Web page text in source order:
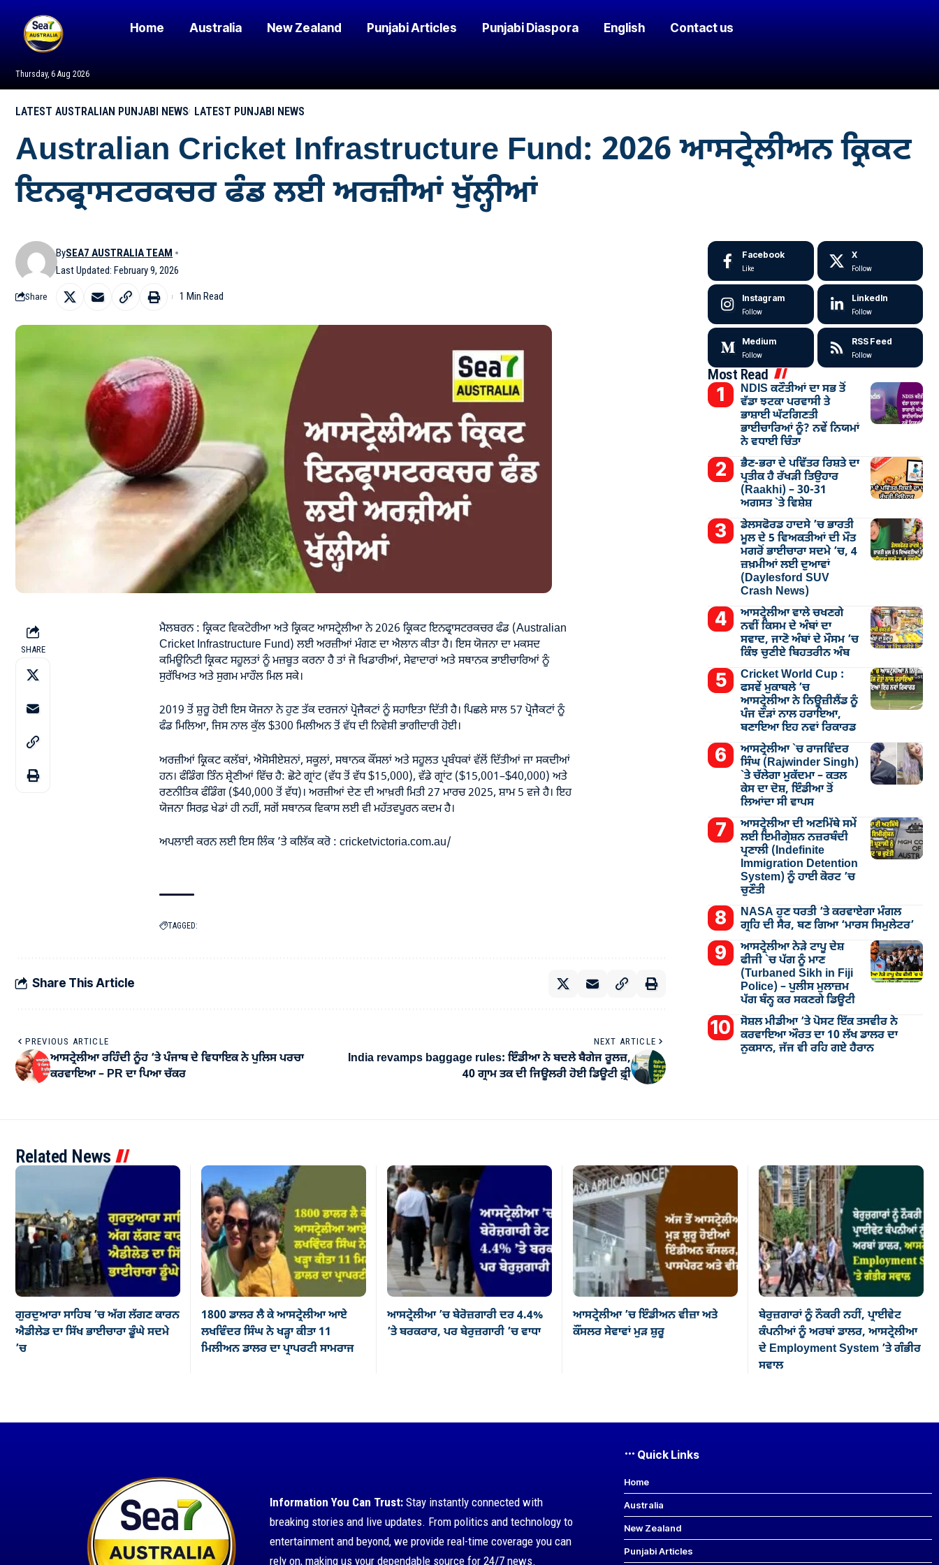
Thursday, 6 Aug 2026
Home Australia New Zealand Punjabi Articles Punjabi Diaspora English Contact us
LATEST AUSTRALIAN PUNJABI NEWS LATEST PUNJABI NEWS
Australian Cricket Infrastructure Fund: 2026 ਆਸਟ੍ਰੇਲੀਅਨ ਕ੍ਰਿਕਟ
ਇਨਫ੍ਰਾਸਟਰਕਚਰ ਫੰਡ ਲਈ ਅਰਜ਼ੀਆਂ ਖੁੱਲ੍ਹੀਆਂ
Last Updated: February 9, 2026
BySEA7 AUSTRALIA TEAM
Share 1 Min Read
SHARE
ਮੈਲਬਰਨ : ਕ੍ਰਿਕਟ ਵਿਕਟੋਰੀਆ ਅਤੇ ਕ੍ਰਿਕਟ ਆਸਟ੍ਰੇਲੀਆ ਨੇ 2026 ਕ੍ਰਿਕਟ ਇਨਫ੍ਰਾਸਟਰਕਚਰ ਫੰਡ (Australian
Cricket Infrastructure Fund) ਲਈ ਅਰਜ਼ੀਆਂ ਮੰਗਣ ਦਾ ਐਲਾਨ ਕੀਤਾ ਹੈ। ਇਸ ਯੋਜਨਾ ਦਾ ਮਕਸਦ
ਕਮਿਊਨਿਟੀ ਕ੍ਰਿਕਟ ਸਹੂਲਤਾਂ ਨੂੰ ਮਜ਼ਬੂਤ ਕਰਨਾ ਹੈ ਤਾਂ ਜੋ ਖਿਡਾਰੀਆਂ, ਸੇਵਾਦਾਰਾਂ ਅਤੇ ਸਥਾਨਕ ਭਾਈਚਾਰਿਆਂ ਨੂੰ
ਸੁਰੱਖਿਅਤ ਅਤੇ ਸੁਗਮ ਮਾਹੌਲ ਮਿਲ ਸਕੇ।
2019 ਤੋਂ ਸ਼ੁਰੂ ਹੋਈ ਇਸ ਯੋਜਨਾ ਨੇ ਹੁਣ ਤੱਕ ਦਰਜਨਾਂ ਪ੍ਰੋਜੈਕਟਾਂ ਨੂੰ ਸਹਾਇਤਾ ਦਿੱਤੀ ਹੈ। ਪਿਛਲੇ ਸਾਲ 57 ਪ੍ਰੋਜੈਕਟਾਂ ਨੂੰ
ਫੰਡ ਮਿਲਿਆ, ਜਿਸ ਨਾਲ ਕੁੱਲ $300 ਮਿਲੀਅਨ ਤੋਂ ਵੱਧ ਦੀ ਨਿਵੇਸ਼ੀ ਭਾਗੀਦਾਰੀ ਹੋਈ।
ਅਰਜ਼ੀਆਂ ਕ੍ਰਿਕਟ ਕਲੱਬਾਂ, ਐਸੋਸੀਏਸ਼ਨਾਂ, ਸਕੂਲਾਂ, ਸਥਾਨਕ ਕੌਂਸਲਾਂ ਅਤੇ ਸਹੂਲਤ ਪ੍ਰਬੰਧਕਾਂ ਵੱਲੋਂ ਦਿੱਤੀਆਂ ਜਾ ਸਕਦੀਆਂ
ਹਨ। ਫੰਡਿੰਗ ਤਿੰਨ ਸ਼੍ਰੇਣੀਆਂ ਵਿੱਚ ਹੈ: ਛੋਟੇ ਗ੍ਰਾਂਟ (ਵੱਧ ਤੋਂ ਵੱਧ $15,000), ਵੱਡੇ ਗ੍ਰਾਂਟ ($15,001–$40,000) ਅਤੇ
ਰਣਨੀਤਿਕ ਫੰਡਿੰਗ ($40,000 ਤੋਂ ਵੱਧ)। ਅਰਜ਼ੀਆਂ ਦੇਣ ਦੀ ਆਖ਼ਰੀ ਮਿਤੀ 27 ਮਾਰਚ 2025, ਸ਼ਾਮ 5 ਵਜੇ ਹੈ। ਇਹ
ਯੋਜਨਾ ਸਿਰਫ਼ ਖੇਡਾਂ ਹੀ ਨਹੀਂ, ਸਗੋਂ ਸਥਾਨਕ ਵਿਕਾਸ ਲਈ ਵੀ ਮਹੱਤਵਪੂਰਨ ਕਦਮ ਹੈ।
ਅਪਲਾਈ ਕਰਨ ਲਈ ਇਸ ਲਿੰਕ ’ਤੇ ਕਲਿੱਕ ਕਰੋ : cricketvictoria.com.au/
TAGGED:
Share This Article
PREVIOUS ARTICLE
ਆਸਟ੍ਰੇਲੀਆ ਰਹਿੰਦੀ ਨੂੰਹ ‘ਤੇ ਪੰਜਾਬ ਦੇ ਵਿਧਾਇਕ ਨੇ ਪੁਲਿਸ ਪਰਚਾ
ਕਰਵਾਇਆ – PR ਦਾ ਪਿਆ ਚੱਕਰ
NEXT ARTICLE
India revamps baggage rules: ਇੰਡੀਆ ਨੇ ਬਦਲੇ ਬੈਗੇਜ ਰੂਲਜ਼,
40 ਗ੍ਰਾਮ ਤਕ ਦੀ ਜਿਊਲਰੀ ਹੋਈ ਡਿਊਟੀ ਫ਼੍ਰੀ
Facebook
Like
X
Follow
Instagram
Follow
LinkedIn
Follow
Medium
Follow
RSS Feed
Follow
Most Read
NDIS ਕਟੌਤੀਆਂ ਦਾ ਸਭ ਤੋਂ
ਵੱਡਾ ਝਟਕਾ ਪਰਵਾਸੀ ਤੇ
ਭਾਸ਼ਾਈ ਘੱਟਗਿਣਤੀ
ਭਾਈਚਾਰਿਆਂ ਨੂੰ? ਨਵੇਂ ਨਿਯਮਾਂ
ਨੇ ਵਧਾਈ ਚਿੰਤਾ
ਭੈਣ-ਭਰਾ ਦੇ ਪਵਿੱਤਰ ਰਿਸ਼ਤੇ ਦਾ
ਪ੍ਰਤੀਕ ਹੈ ਰੱਖੜੀ ਤਿਉਹਾਰ
(Raakhi) – 30-31
ਅਗਸਤ `ਤੇ ਵਿਸ਼ੇਸ਼
ਡੇਲਸਫੋਰਡ ਹਾਦਸੇ ’ਚ ਭਾਰਤੀ
ਮੂਲ ਦੇ 5 ਵਿਅਕਤੀਆਂ ਦੀ ਮੌਤ
ਮਗਰੋਂ ਭਾਈਚਾਰਾ ਸਦਮੇ ’ਚ, 4
ਜ਼ਖ਼ਮੀਆਂ ਲਈ ਦੁਆਵਾਂ
(Daylesford SUV
Crash News)
ਆਸਟ੍ਰੇਲੀਆ ਵਾਲੇ ਚਖਣਗੇ
ਨਵੀਂ ਕਿਸਮ ਦੇ ਅੰਬਾਂ ਦਾ
ਸਵਾਦ, ਜਾਣੋ ਅੰਬਾਂ ਦੇ ਮੌਸਮ ’ਚ
ਕਿੰਝ ਚੁਣੀਏ ਬਿਹਤਰੀਨ ਅੰਬ
Cricket World Cup :
ਫਸਵੇਂ ਮੁਕਾਬਲੇ ’ਚ
ਆਸਟ੍ਰੇਲੀਆ ਨੇ ਨਿਊਜ਼ੀਲੈਂਡ ਨੂੰ
ਪੰਜ ਦੌੜਾਂ ਨਾਲ ਹਰਾਇਆ,
ਬਣਾਇਆ ਇਹ ਨਵਾਂ ਰਿਕਾਰਡ
ਆਸਟ੍ਰੇਲੀਆ `ਚ ਰਾਜਵਿੰਦਰ
ਸਿੰਘ (Rajwinder Singh)
`ਤੇ ਚੱਲੇਗਾ ਮੁੁਕੱਦਮਾ – ਕਤਲ
ਕੇਸ ਦਾ ਦੋਸ਼, ਇੰਡੀਆ ਤੋਂ
ਲਿਆਂਦਾ ਸੀ ਵਾਪਸ
ਆਸਟ੍ਰੇਲੀਆ ਦੀ ਅਣਮਿੱਥੇ ਸਮੇਂ
ਲਈ ਇਮੀਗ੍ਰੇਸ਼ਨ ਨਜ਼ਰਬੰਦੀ
ਪ੍ਰਣਾਲੀ (Indefinite
Immigration Detention
System) ਨੂੰ ਹਾਈ ਕੋਰਟ ’ਚ
ਚੁਣੌਤੀ
NASA ਹੁਣ ਧਰਤੀ ’ਤੇ ਕਰਵਾਏਗਾ ਮੰਗਲ
ਗ੍ਰਹਿ ਦੀ ਸੈਰ, ਬਣ ਗਿਆ ‘ਮਾਰਸ ਸਿਮੁਲੇਟਰ’
ਆਸਟ੍ਰੇਲੀਆ ਨੇੜੇ ਟਾਪੂ ਦੇਸ਼
ਫੀਜੀ `ਚ ਪੱਗ ਨੂੰ ਮਾਣ
(Turbaned Sikh in Fiji
Police) – ਪੁਲੀਸ ਮੁਲਾਜ਼ਮ
ਪੱਗ ਬੰਨ੍ਹ ਕਰ ਸਕਣਗੇ ਡਿਊਟੀ
ਸੋਸ਼ਲ ਮੀਡੀਆ ’ਤੇ ਪੋਸਟ ਇੱਕ ਤਸਵੀਰ ਨੇ
ਕਰਵਾਇਆ ਔਰਤ ਦਾ 10 ਲੱਖ ਡਾਲਰ ਦਾ
ਨੁਕਸਾਨ, ਜੱਜ ਵੀ ਰਹਿ ਗਏ ਹੈਰਾਨ
Related News
ਗੁਰਦੁਆਰਾ ਸਾਹਿਬ ’ਚ ਅੱਗ ਲੱਗਣ ਕਾਰਨ
ਐਡੀਲੇਡ ਦਾ ਸਿੱਖ ਭਾਈਚਾਰਾ ਡੂੰਘੇ ਸਦਮੇ
’ਚ
1800 ਡਾਲਰ ਲੈ ਕੇ ਆਸਟ੍ਰੇਲੀਆ ਆਏ
ਲਖਵਿੰਦਰ ਸਿੰਘ ਨੇ ਖੜ੍ਹਾ ਕੀਤਾ 11
ਮਿਲੀਅਨ ਡਾਲਰ ਦਾ ਪ੍ਰਾਪਰਟੀ ਸਾਮਰਾਜ
ਆਸਟ੍ਰੇਲੀਆ ’ਚ ਬੇਰੋਜ਼ਗਾਰੀ ਦਰ 4.4%
’ਤੇ ਬਰਕਰਾਰ, ਪਰ ਬੇਰੁਜ਼ਗਾਰੀ ’ਚ ਵਾਧਾ
ਆਸਟ੍ਰੇਲੀਆ ’ਚ ਇੰਡੀਅਨ ਵੀਜ਼ਾ ਅਤੇ
ਕੌਂਸਲਰ ਸੇਵਾਵਾਂ ਮੁੜ ਸ਼ੁਰੂ
ਬੇਰੁਜ਼ਗਾਰਾਂ ਨੂੰ ਨੌਕਰੀ ਨਹੀਂ, ਪ੍ਰਾਈਵੇਟ
ਕੰਪਨੀਆਂ ਨੂੰ ਅਰਬਾਂ ਡਾਲਰ, ਆਸਟ੍ਰੇਲੀਆ
ਦੇ Employment System ’ਤੇ ਗੰਭੀਰ
ਸਵਾਲ
Information You Can Trust: Stay instantly connected with
breaking stories and live updates. From politics and technology to
entertainment and beyond, we provide real-time coverage you can
rely on, making us your dependable source for 24/7 news.
Quick Links
Home
Australia
New Zealand
Punjabi Articles